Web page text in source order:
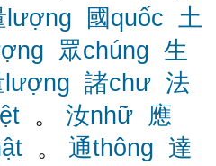
lượng 國quốc 土
眾chúng 生
lượng 諸chư 法
。 汝nhữ
應
。 通thông 達